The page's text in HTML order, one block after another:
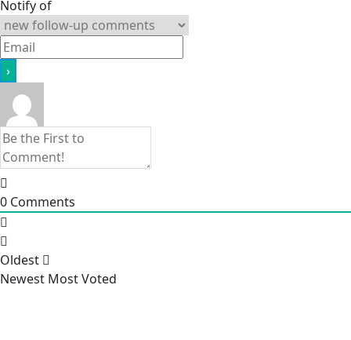
Notify of
0 Comments
Oldest
Newest Most Voted